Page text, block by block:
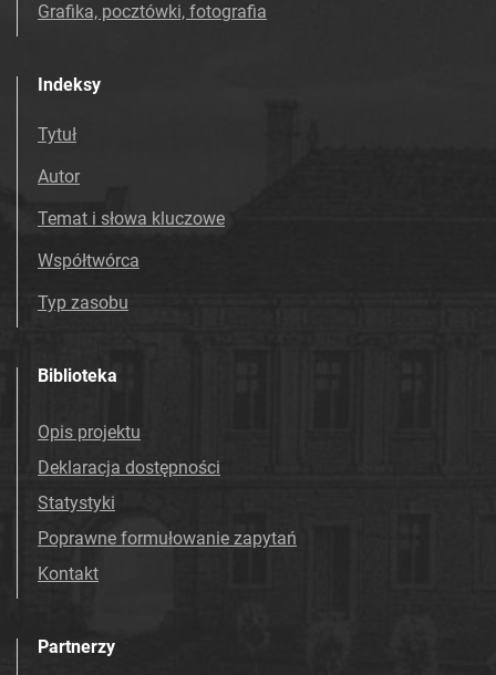
Grafika, pocztówki, fotografia
Indeksy
Tytuł
Autor
Temat i słowa kluczowe
Współtwórca
Typ zasobu
Biblioteka
Opis projektu
Deklaracja dostępności
Statystyki
Poprawne formułowanie zapytań
Kontakt
Partnerzy